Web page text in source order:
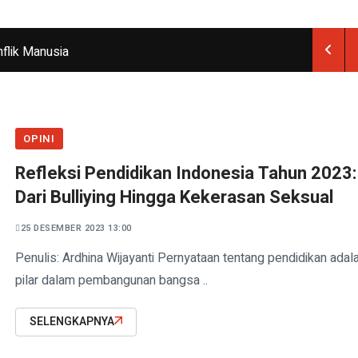
Manusia
ASN, Bukan Pegawai yang Harus Mundur
Mahasiswa UM Kembangkan Modul Ajar Aswaja
Kehidupan Bangsa
Dari Hilangkan Stress Hingga Meningkatkan
Indonesia Emas
Tantangan Lingkungan Dan Pengentasan
OPINI
Refleksi Pendidikan Indonesia Tahun 2023:
Dari Bulliying Hingga Kekerasan Seksual
25 DESEMBER 2023 13:00
Penulis: Ardhina Wijayanti Pernyataan tentang pendidikan
pilar dalam pembangunan bangsa ..
SELENGKAPNYA